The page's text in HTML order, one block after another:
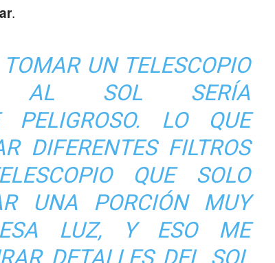
.
UN TELESCOPIO
AL SOL SERÍA
PELIGROSO. LO QUE
DIFERENTES FILTROS
QUE SOLO
UNA PORCIÓN MUY
LUZ, Y ESO ME
DETALLES DEL SOL